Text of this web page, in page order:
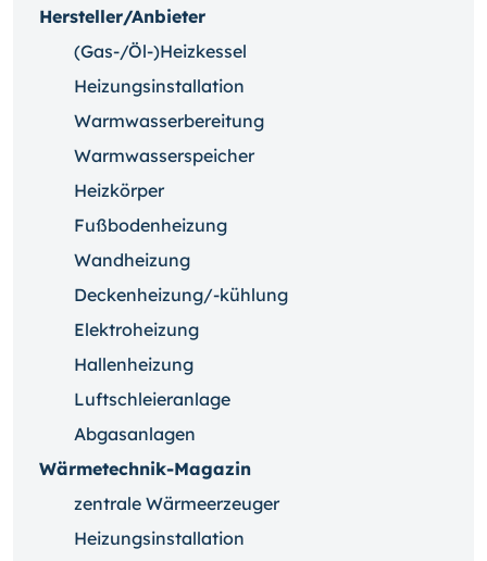
Hersteller/Anbieter
(Gas-/Öl-)Heizkessel
Heizungsinstallation
Warmwasserbereitung
Warmwasserspeicher
Heizkörper
Fußbodenheizung
Wandheizung
Deckenheizung/-kühlung
Elektroheizung
Hallenheizung
Luftschleieranlage
Abgasanlagen
Wärmetechnik-Magazin
zentrale Wärmeerzeuger
Heizungsinstallation